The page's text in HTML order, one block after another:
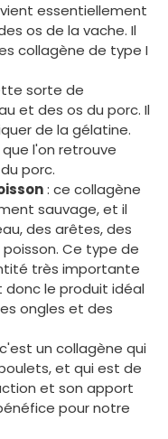
essentiellement
os de la vache. Il
collagène de type I
sorte de
et des os du porc. Il
de la gélatine.
l'on retrouve
porc.
: ce collagène
sauvage, et il
des arêtes, des
Ce type de
très importante
le produit idéal
ongles et des
un collagène qui
et qui est de
et son apport
pour notre